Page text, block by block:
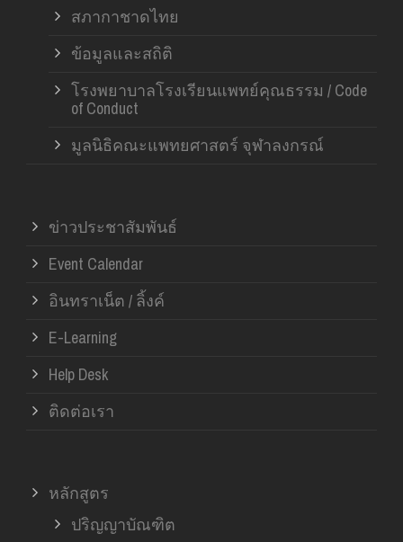
สภากาชาดไทย
ข้อมูลและสถิติ
โรงพยาบาลโรงเรียนแพทย์คุณธรรม / Code
of Conduct
มูลนิธิคณะแพทยศาสตร์ จุฬาลงกรณ์
ข่าวประชาสัมพันธ์
Event Calendar
อินทราเน็ต / ลิ้งค์
E-Learning
Help Desk
ติดต่อเรา
หลักสูตร
ปริญญาบัณฑิต